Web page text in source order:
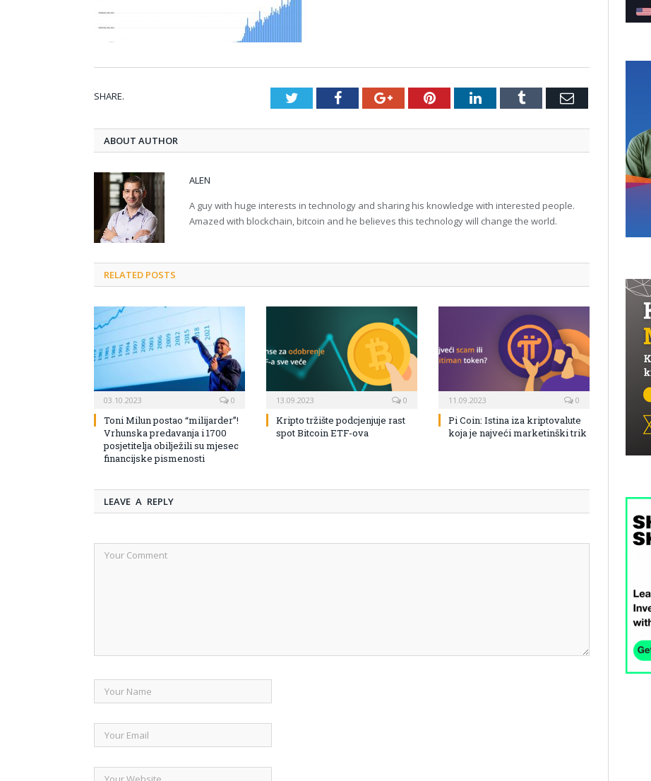
SHARE. TwitterFacebookGoogle+PinterestLinkedInTumblr Email
ABOUT AUTHOR
ALEN
A guy with huge interests in technology and sharing his knowledge with interested people.
Amazed with blockchain, bitcoin and he believes this technology will change the world.
RELATED POSTS
03.10.2023 0
Toni Milun postao “milijarder”!
Vrhunska predavanja i 1700
posjetitelja obilježili su mjesec
financijske pismenosti
13.09.2023 0
Kripto tržište podcjenjuje rast
spot Bitcoin ETF-ova
11.09.2023 0
Pi Coin: Istina iza kriptovalute
koja je najveći marketinški trik
LEAVE A REPLY